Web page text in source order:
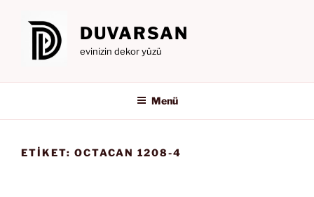
DUVARSAN
evinizin dekor yüzü
Menü
ETIKET: OCTACAN 1208-4